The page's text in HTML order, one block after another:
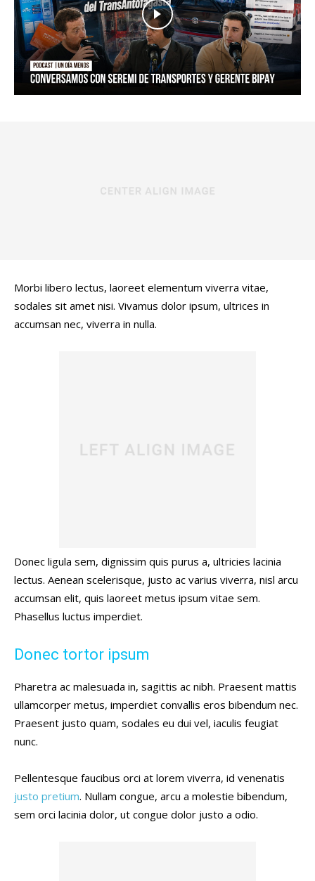
Morbi libero lectus, laoreet elementum viverra vitae,
sodales sit amet nisi. Vivamus dolor ipsum, ultrices in
accumsan nec, viverra in nulla.
Donec ligula sem, dignissim quis purus a, ultricies lacinia
lectus. Aenean scelerisque, justo ac varius viverra, nisl arcu
accumsan elit, quis laoreet metus ipsum vitae sem.
Phasellus luctus imperdiet.
Donec tortor ipsum
Pharetra ac malesuada in, sagittis ac nibh. Praesent mattis
ullamcorper metus, imperdiet convallis eros bibendum nec.
Praesent justo quam, sodales eu dui vel, iaculis feugiat
nunc.
Pellentesque faucibus orci at lorem viverra, id venenatis
justo pretium. Nullam congue, arcu a molestie bibendum,
sem orci lacinia dolor, ut congue dolor justo a odio.